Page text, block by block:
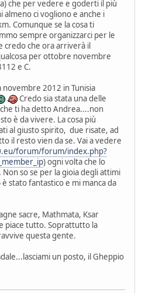
che per vedere e goderti il più
almeno ci vogliono e anche i
Comunque se la cosa ti
sempre organizzarci per le
credo che ora arriverà il
per ottobre novembre
e C.
2012 in Tunisia
Credo sia stata una delle
ti ha detto Andrea....non
è da vivere. La cosa più
al giusto spirito, due risate, ad
il resto vien da se. Vai a vedere
forum/forum/index.php?
) ogni volta che lo
so se per la gioia degli attimi
stato fantastico e mi manca da
sacre, Mathmata, Ksar
piace tutto. Soprattutto la
questa gente.
un posto, il Gheppio